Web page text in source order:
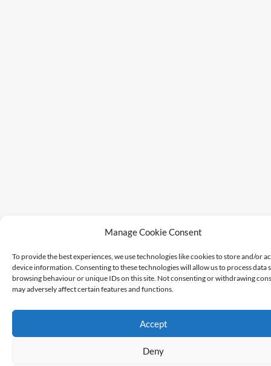
Manage Cookie Consent
To provide the best experiences, we use technologies like cookies to store and/or
device information. Consenting to these technologies will allow us to process data
browsing behaviour or unique IDs on this site. Not consenting or withdrawing
may adversely affect certain features and functions.
Accept
Deny